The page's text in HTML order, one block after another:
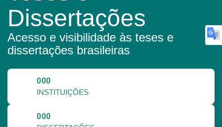
Dissertações
Acesso e visibilidade às teses e
dissertações brasileiras
000
INSTITUIÇÕES
000